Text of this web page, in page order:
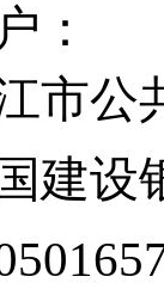
：
市公
建设